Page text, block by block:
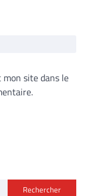
site dans le
Rechercher